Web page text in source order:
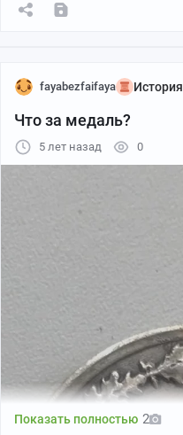
fayabezfaifaya История
Что за медаль?
5 лет назад 0
Показать полностью 2